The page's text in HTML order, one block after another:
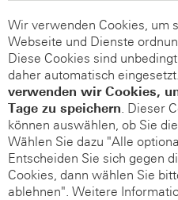
Wir verwenden Cookies, um
Webseite und Dienste
Diese Cookies sind
daher automatisch eingesetzt.
verwenden wir Cookies,
Tage zu speichern. Dieser
können auswählen, ob Sie
Wählen Sie dazu "Alle
Entscheiden Sie sich gegen
Cookies, dann wählen Sie
ablehnen". Weitere